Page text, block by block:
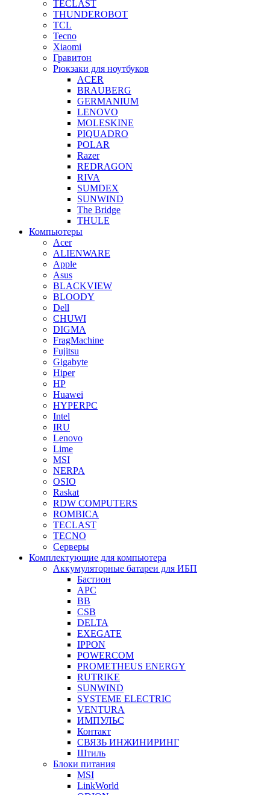
TECLAST
THUNDEROBOT
TCL
Tecno
Xiaomi
Гравитон
Рюкзаки для ноутбуков
ACER
BRAUBERG
GERMANIUM
LENOVO
MOLESKINE
PIQUADRO
POLAR
Razer
REDRAGON
RIVA
SUMDEX
SUNWIND
The Bridge
THULE
Компьютеры
Acer
ALIENWARE
Apple
Asus
BLACKVIEW
BLOODY
Dell
CHUWI
DIGMA
FragMachine
Fujitsu
Gigabyte
Hiper
HP
Huawei
HYPERPC
Intel
IRU
Lenovo
Lime
MSI
NERPA
OSIO
Raskat
RDW COMPUTERS
ROMBICA
TECLAST
TECNO
Серверы
Комплектующие для компьютера
Аккумуляторные батареи для ИБП
Бастион
APC
BB
CSB
DELTA
EXEGATE
IPPON
POWERCOM
PROMETHEUS ENERGY
RUTRIKE
SUNWIND
SYSTEME ELECTRIC
VENTURA
ИМПУЛЬС
Контакт
СВЯЗЬ ИНЖИНИРИНГ
Штиль
Блоки питания
MSI
LinkWorld